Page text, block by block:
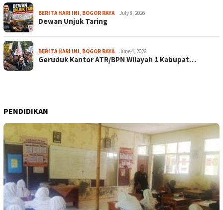
BERITA HARI INI, BOGOR RAYA July 8, 2026
Dewan Unjuk Taring
BERITA HARI INI, BOGOR RAYA June 4, 2026
Geruduk Kantor ATR/BPN Wilayah 1 Kabupat…
PENDIDIKAN